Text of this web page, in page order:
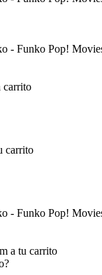
carrito
carrito
a tu carrito